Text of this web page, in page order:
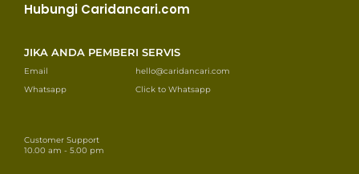
Hubungi Caridancari.com
JIKA ANDA PEMBERI SERVIS
Email
hello@caridancari.com
Whatsapp
Click to Whatsapp
Customer Support
10.00 am - 5.00 pm